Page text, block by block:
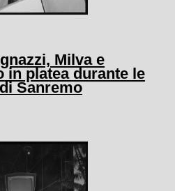
Milva e
in platea durante le
Sanremo